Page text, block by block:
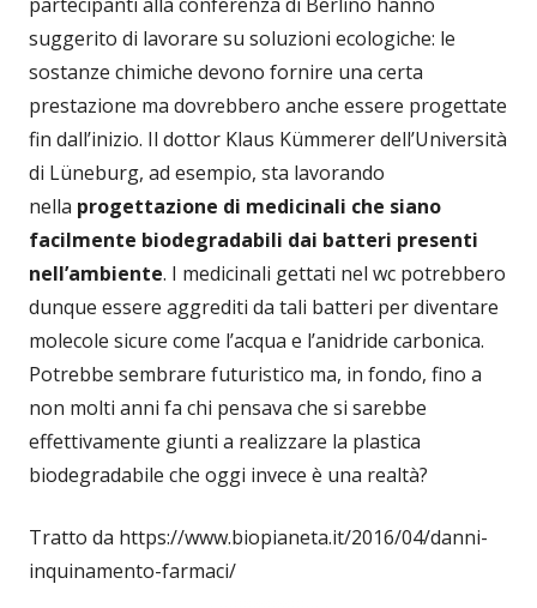
suggerito di lavorare su soluzioni ecologiche: le
sostanze chimiche devono fornire una certa
prestazione ma dovrebbero anche essere progettate
fin dall’inizio. Il dottor Klaus Kümmerer dell’Università
di Lüneburg, ad esempio, sta lavorando
nella progettazione di medicinali che siano
facilmente biodegradabili dai batteri presenti
nell’ambiente. I medicinali gettati nel wc potrebbero
dunque essere aggrediti da tali batteri per diventare
molecole sicure come l’acqua e l’anidride carbonica.
Potrebbe sembrare futuristico ma, in fondo, fino a
non molti anni fa chi pensava che si sarebbe
effettivamente giunti a realizzare la plastica
biodegradabile che oggi invece è una realtà?
Tratto da https://www.biopianeta.it/2016/04/danni-
inquinamento-farmaci/